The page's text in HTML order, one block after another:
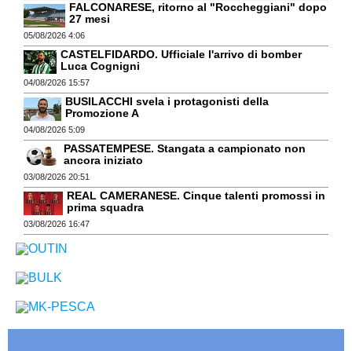
FALCONARESE, ritorno al "Roccheggiani" dopo
27 mesi
05/08/2026 4:06
CASTELFIDARDO. Ufficiale l'arrivo di bomber
Luca Cognigni
04/08/2026 15:57
BUSILACCHI svela i protagonisti della
Promozione A
04/08/2026 5:09
PASSATEMPESE. Stangata a campionato non
ancora iniziato
03/08/2026 20:51
REAL CAMERANESE. Cinque talenti promossi in
prima squadra
03/08/2026 16:47